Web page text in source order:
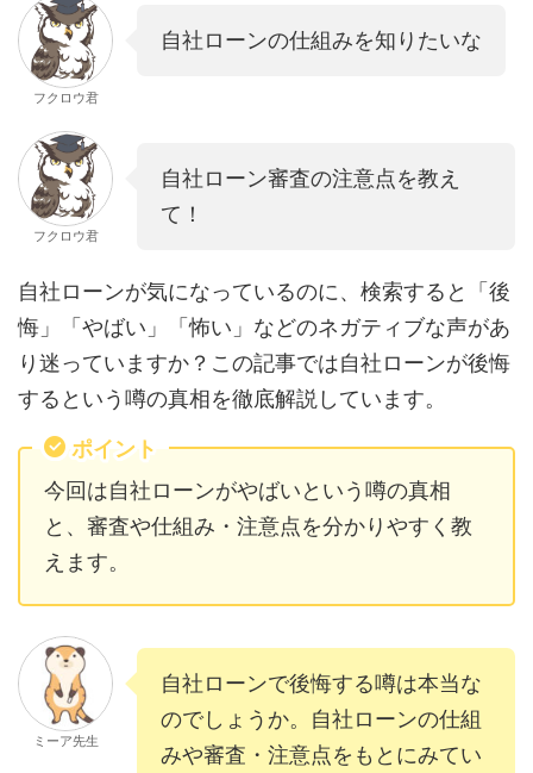
フクロウ君
自社ローンの仕組みを知りたいな
フクロウ君
自社ローン審査の注意点を教え
て！
自社ローンが気になっているのに、検索すると「後
悔」「やばい」「怖い」などのネガティブな声があ
り迷っていますか？この記事では自社ローンが後悔
するという噂の真相を徹底解説しています。
ポイント
今回は自社ローンがやばいという噂の真相
と、審査や仕組み・注意点を分かりやすく教
えます。
ミーア先生
自社ローンで後悔する噂は本当な
のでしょうか。自社ローンの仕組
みや審査・注意点をもとにみてい